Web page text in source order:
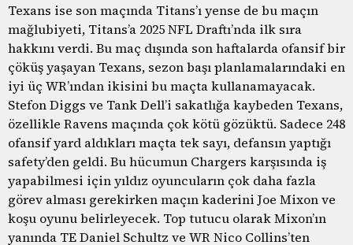
Texans ise son maçında Titans’ı yense de bu maçın
mağlubiyeti, Titans’a 2025 NFL Draftı’nda ilk sıra
hakkını verdi. Bu maç dışında son haftalarda ofansif bir
çöküş yaşayan Texans, sezon başı planlamalarındaki en
iyi üç WR’ından ikisini bu maçta kullanamayacak.
Stefon Diggs ve Tank Dell’i sakatlığa kaybeden Texans,
özellikle Ravens maçında çok kötü gözüktü. Sadece 248
ofansif yard aldıkları maçta tek sayı, defansın yaptığı
safety’den geldi. Bu hücumun Chargers karşısında iş
yapabilmesi için yıldız oyuncuların çok daha fazla
görev alması gerekirken maçın kaderini Joe Mixon ve
koşu oyunu belirleyecek. Top tutucu olarak Mixon’ın
yanında TE Daniel Schultz ve WR Nico Collins’ten